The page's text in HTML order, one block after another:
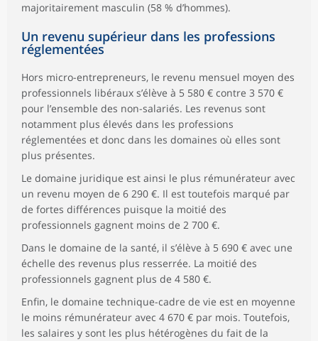
majoritairement masculin (58 % d’hommes).
Un revenu supérieur dans les professions
réglementées
Hors micro-entrepreneurs, le revenu mensuel moyen des
professionnels libéraux s’élève à 5 580 € contre 3 570 €
pour l’ensemble des non-salariés. Les revenus sont
notamment plus élevés dans les professions
réglementées et donc dans les domaines où elles sont
plus présentes.
Le domaine juridique est ainsi le plus rémunérateur avec
un revenu moyen de 6 290 €. Il est toutefois marqué par
de fortes différences puisque la moitié des
professionnels gagnent moins de 2 700 €.
Dans le domaine de la santé, il s’élève à 5 690 € avec une
échelle des revenus plus resserrée. La moitié des
professionnels gagnent plus de 4 580 €.
Enfin, le domaine technique-cadre de vie est en moyenne
le moins rémunérateur avec 4 670 € par mois. Toutefois,
les salaires y sont les plus hétérogènes du fait de la